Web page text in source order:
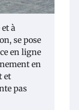
à
se pose
en ligne
en
et
pas